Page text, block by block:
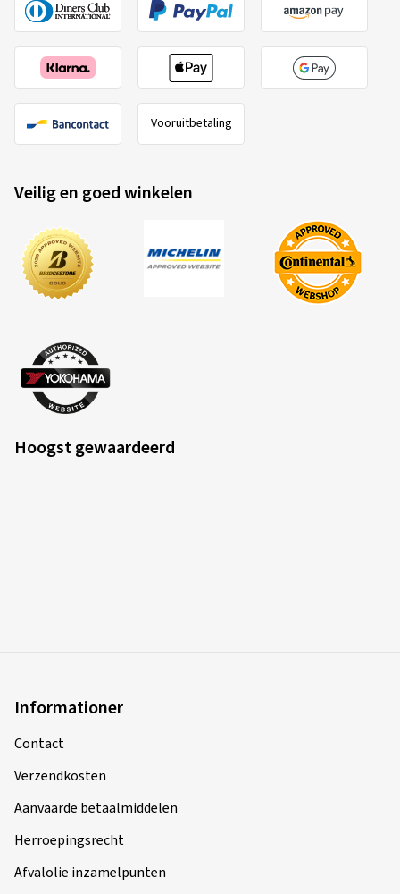
Vooruitbetaling
Veilig en goed winkelen
Hoogst gewaardeerd
Informationer
Contact
Verzendkosten
Aanvaarde betaalmiddelen
Herroepingsrecht
Afvalolie inzamelpunten